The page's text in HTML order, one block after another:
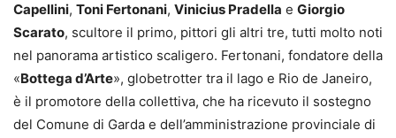
Capellini, Toni Fertonani, Vinicius Pradella e Giorgio
Scarato, scultore il primo, pittori gli altri tre, tutti molto noti
nel panorama artistico scaligero. Fertonani, fondatore della
«Bottega d’Arte», globetrotter tra il lago e Rio de Janeiro,
è il promotore della collettiva, che ha ricevuto il sostegno
del Comune di Garda e dell’amministrazione provinciale di